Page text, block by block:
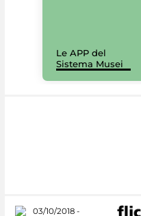
Le APP del
Sistema Musei